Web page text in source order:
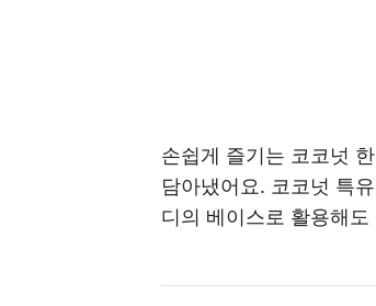
손쉽게 즐기는 코코넛
담아냈어요. 코코넛 특
디의 베이스로 활용해